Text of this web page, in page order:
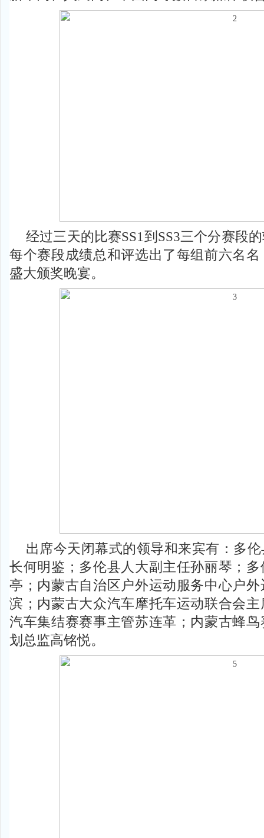
经过三天的比赛SS1到SS3三个分赛段
每个赛段成绩总和评选出了每组前六名
盛大颁奖晚宴。
出席今天闭幕式的领导和来宾有：多
长何明鉴；多伦县人大副主任孙丽琴；
亭；内蒙古自治区户外运动服务中心户
滨；内蒙古大众汽车摩托车运动联合会
汽车集结赛赛事主管苏连革；内蒙古蜂
划总监高铭悦。